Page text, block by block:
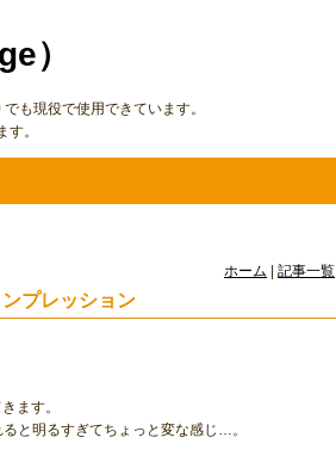
）
も現役で使用できています。
。
ホーム 記事一覧
プレッション
ます。
と明るすぎてちょっと変な感じ…。